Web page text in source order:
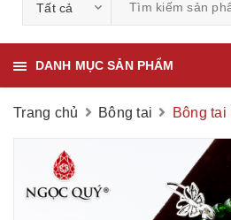
Tất cả
DANH MỤC SẢN PHẨM
Trang chủ Bông tai Bông